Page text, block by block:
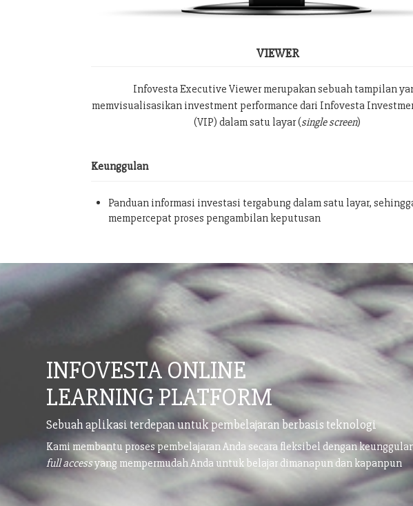
VIEWER
Infovesta Executive Viewer merupakan sebuah tampilan
memvisualisasikan investment performance dari Infovesta
(VIP) dalam satu layar (single screen)
Keunggulan
Panduan informasi investasi tergabung dalam satu layar,
mempercepat proses pengambilan keputusan
INFOVESTA ONLINE
LEARNING PLATFORM
Sebuah aplikasi terdepan untuk pembelajaran berbasis teknologi
Kami membantu proses pembelajaran Anda secara fleksibel dengan
full accessyang mempermudah Anda untuk belajar dimanapun dan kapanpun